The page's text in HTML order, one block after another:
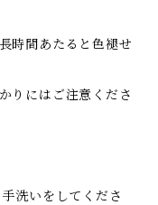
時間あたると色褪せ
りにはご注意くださ
洗いをしてくださ